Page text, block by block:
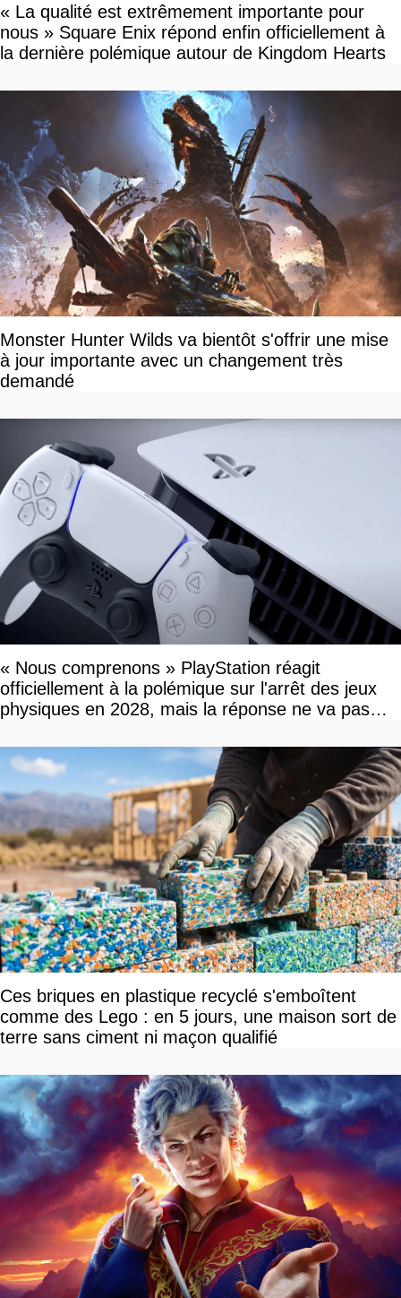
« La qualité est extrêmement importante pour
nous » Square Enix répond enfin officiellement à
la dernière polémique autour de Kingdom Hearts
Monster Hunter Wilds va bientôt s'offrir une mise
à jour importante avec un changement très
demandé
« Nous comprenons » PlayStation réagit
officiellement à la polémique sur l'arrêt des jeux
physiques en 2028, mais la réponse ne va pas
Ces briques en plastique recyclé s'emboîtent
comme des Lego : en 5 jours, une maison sort de
terre sans ciment ni maçon qualifié